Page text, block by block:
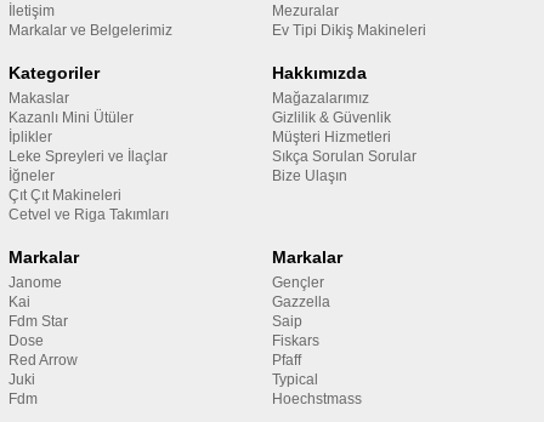
İletişim
Markalar ve Belgelerimiz
Mezuralar
Ev Tipi Dikiş Makineleri
Kategoriler
Makaslar
Kazanlı Mini Ütüler
İplikler
Leke Spreyleri ve İlaçlar
İğneler
Çıt Çıt Makineleri
Cetvel ve Riga Takımları
Hakkımızda
Mağazalarımız
Gizlilik & Güvenlik
Müşteri Hizmetleri
Sıkça Sorulan Sorular
Bize Ulaşın
Markalar
Janome
Kai
Fdm Star
Dose
Red Arrow
Juki
Fdm
Markalar
Gençler
Gazzella
Saip
Fiskars
Pfaff
Typical
Hoechstmass